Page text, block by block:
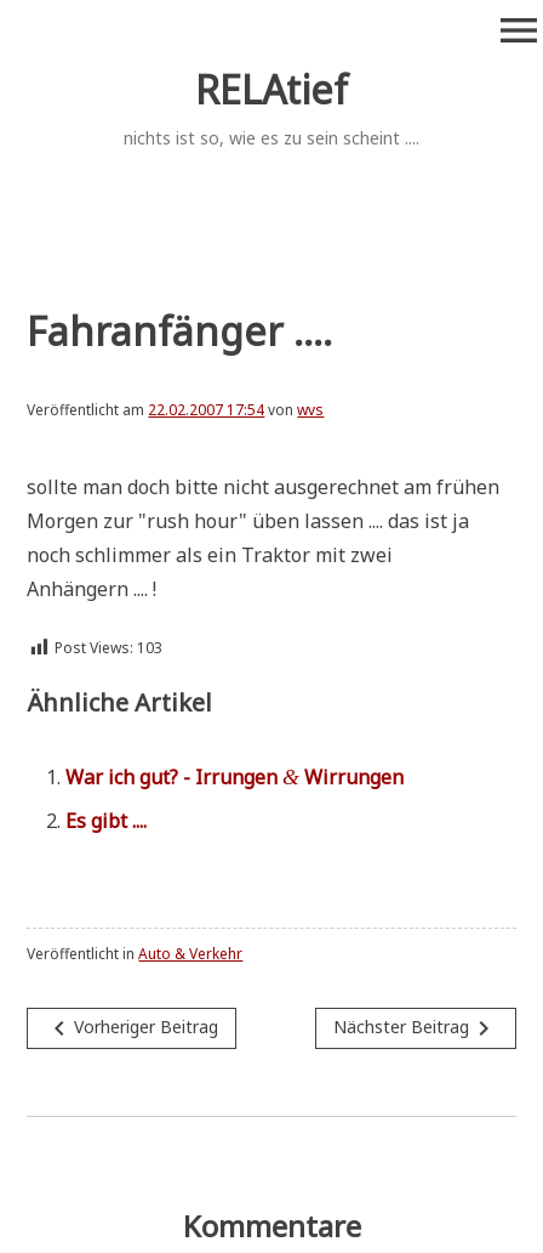
RELAtief
nichts ist so, wie es zu sein scheint ....
menu
Fahranfänger ....
Veröffentlicht am 22.02.2007 17:54vonwvs
soll­te man doch bit­te nicht aus­ge­rech­net am frü­hen
Mor­gen zur "rush hour" üben las­sen .... das ist ja
noch schlim­mer als ein Trak­tor mit zwei
Anhängern .... !
Post Views: 103
Ähnliche Artikel
War ich gut? - Irrun­gen& Wirrungen
Es gibt ....
Veröffentlicht inAuto & Verkehr
Beitragsnavigation
navigate_beforeVorheriger Beitrag Nächster Beitrag navigate_next
Kommentare